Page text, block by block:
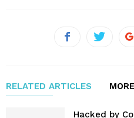
RELATED ARTICLES
Hacked by